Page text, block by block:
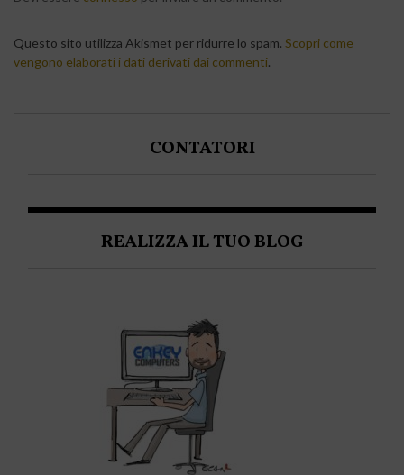
Questo sito utilizza Akismet per ridurre lo spam. Scopri come
vengono elaborati i dati derivati dai commenti.
CONTATORI
REALIZZA IL TUO BLOG